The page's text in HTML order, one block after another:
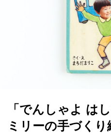
「でんしゃよ は
ミリーの手づく